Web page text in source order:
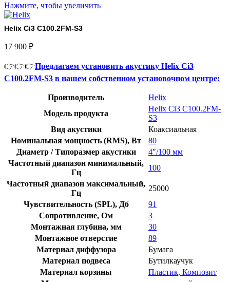
Нажмите, чтобы увеличить
Helix Ci3 C100.2FM-S3
17 900 ₽
👉👉👉Предлагаем установить акустику Helix Ci3
C100.2FM-S3 в нашем собственном установочном центре:
Производитель
Helix
Модель продукта
Helix Ci3 C100.2FM-
S3
Вид акустики
Коаксиальная
Номинальная мощность (RMS), Вт
80
Диаметр / Типоразмер акустики
4″/100 мм
Частотный диапазон минимальный,
Гц
100
Частотный диапазон максимальный,
Гц
25000
Чувствительность (SPL), Дб
91
Сопротивление, Ом
3
Монтажная глубина, мм
30
Монтажное отверстие
89
Материал диффузора
Бумага
Материал подвеса
Бутилкаучук
Материал корзины
Пластик, Композит